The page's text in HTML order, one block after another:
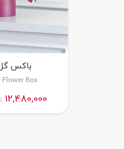
باکس
Flower Box
12,480,000